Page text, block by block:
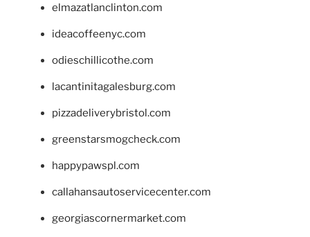
elmazatlanclinton.com
ideacoffeenyc.com
odieschillicothe.com
lacantinitagalesburg.com
pizzadeliverybristol.com
greenstarsmogcheck.com
happypawspl.com
callahansautoservicecenter.com
georgiascornermarket.com